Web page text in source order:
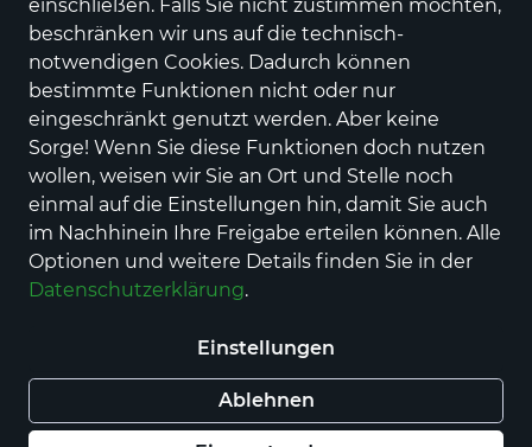
einschließen. Falls Sie nicht zustimmen möchten,
beschränken wir uns auf die technisch-
notwendigen Cookies. Dadurch können
bestimmte Funktionen nicht oder nur
eingeschränkt genutzt werden. Aber keine
Sorge! Wenn Sie diese Funktionen doch nutzen
wollen, weisen wir Sie an Ort und Stelle noch
einmal auf die Einstellungen hin, damit Sie auch
im Nachhinein Ihre Freigabe erteilen können. Alle
Optionen und weitere Details finden Sie in der
Datenschutzerklärung.
Einstellungen
Ablehnen
Räucherfischplatte
ab 16,50 €
Räucherfischplatte für
Feierlichkeiten